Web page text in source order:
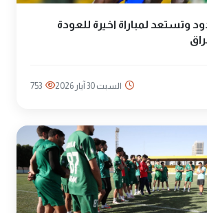
وتستعد لمباراة اخيرة للعودة
السبت 30 آيار 2026 753